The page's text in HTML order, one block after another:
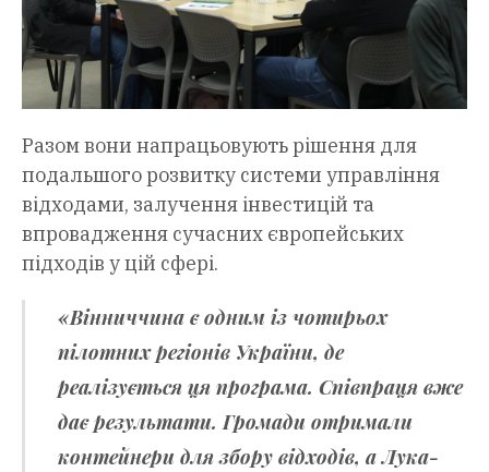
Разом вони напрацьовують рішення для
подальшого розвитку системи управління
відходами, залучення інвестицій та
впровадження сучасних європейських
підходів у цій сфері.
«Вінниччина є одним із чотирьох
пілотних регіонів України, де
реалізується ця програма. Співпраця вже
дає результати. Громади отримали
контейнери для збору відходів, а Лука-